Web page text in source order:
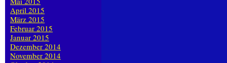
April 2015
März 2015
Februar 2015
Januar 2015
Dezember 2014
November 2014